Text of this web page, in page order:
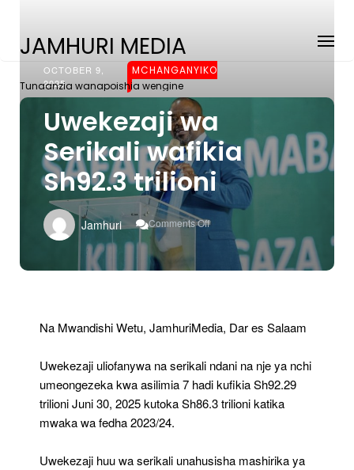
JAMHURI MEDIA
Tunaanzia wanapoishia wengine
OCTOBER 9,
2025
MCHANGANYIKO
Uwekezaji wa
Serikali wafikia
Sh92.3 trilioni
Jamhuri Comments Off
On
Uwekezaji
Serikali
Na Mwandishi Wetu, JamhuriMedia, Dar es Salaam
Uwekezaji uliofanywa na serikali ndani na nje ya nchi
umeongezeka kwa asilimia 7 hadi kufikia Sh92.29
trilioni Juni 30, 2025 kutoka Sh86.3 trilioni katika
mwaka wa fedha 2023/24.
Uwekezaji huu wa serikali unahusisha mashirika ya